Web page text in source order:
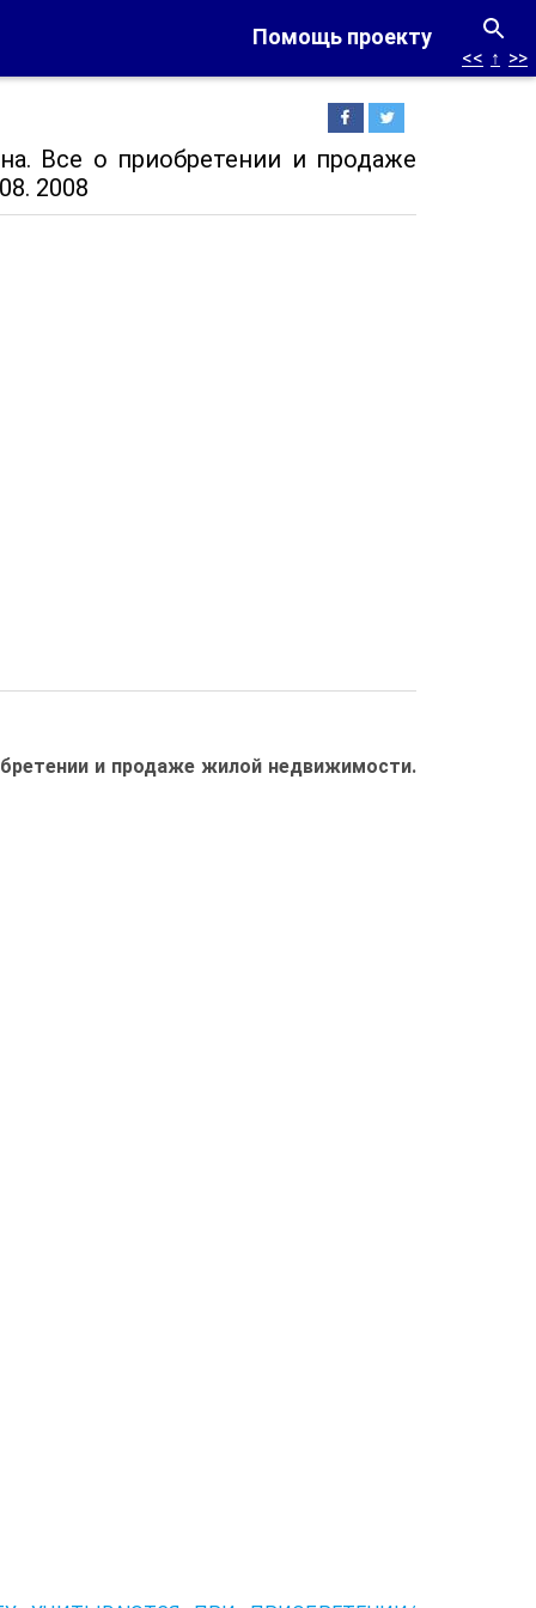
Помощь проекту
<< ↑ >>
Все о приобретении и продаже
2008
и продаже жилой недвижимости.